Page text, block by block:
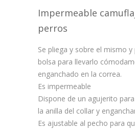
Impermeable
perros
Se pliega y sobre el mismo y
bolsa para llevarlo
enganchado en la correa.
Es impermeable
Dispone de un agujerito
la anilla del collar y
Es ajustable al pecho para